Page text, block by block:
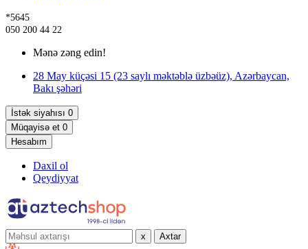
*5645
050 200 44 22
Mənə zəng edin!
28 May küçəsi 15 (23 saylı məktəblə üzbəüz), Azərbaycan,
Bakı şəhəri
İstək siyahısı 0
Müqayisə et 0
Hesabım
Daxil ol
Qeydiyyat
x Axtar